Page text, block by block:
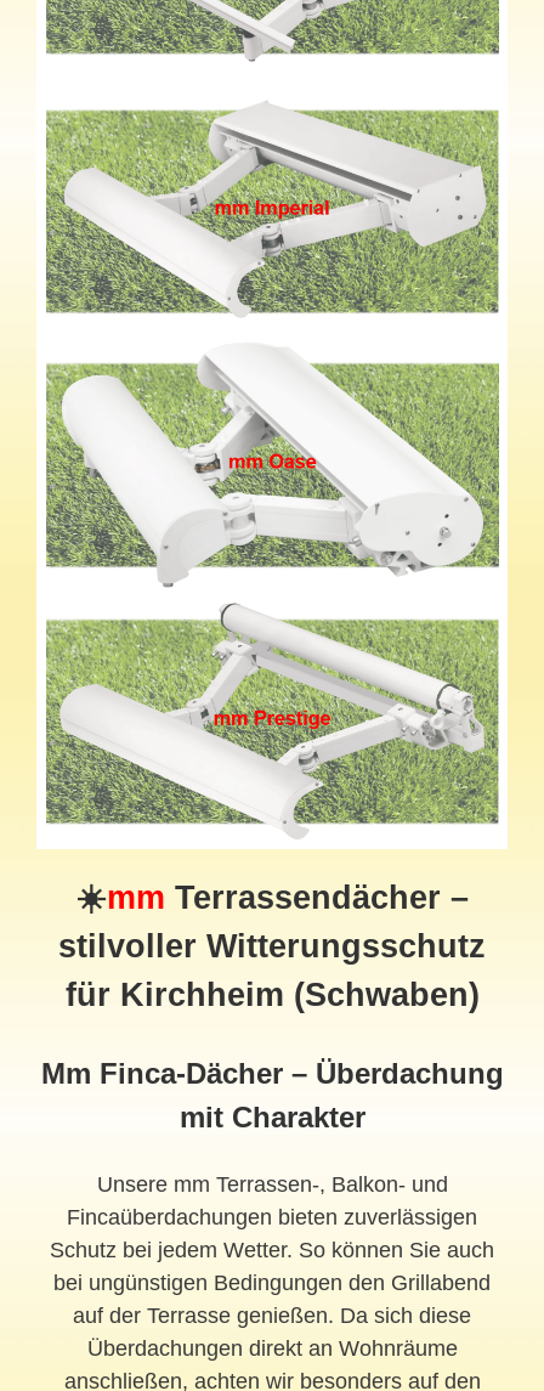
☀️mm Terrassendächer –
stilvoller Witterungsschutz
für Kirchheim (Schwaben)
Mm Finca-Dächer – Überdachung
mit Charakter
Unsere mm Terrassen-, Balkon- und
Fincaüberdachungen bieten zuverlässigen
Schutz bei jedem Wetter. So können Sie auch
bei ungünstigen Bedingungen den Grillabend
auf der Terrasse genießen. Da sich diese
Überdachungen direkt an Wohnräume
anschließen, achten wir besonders auf den